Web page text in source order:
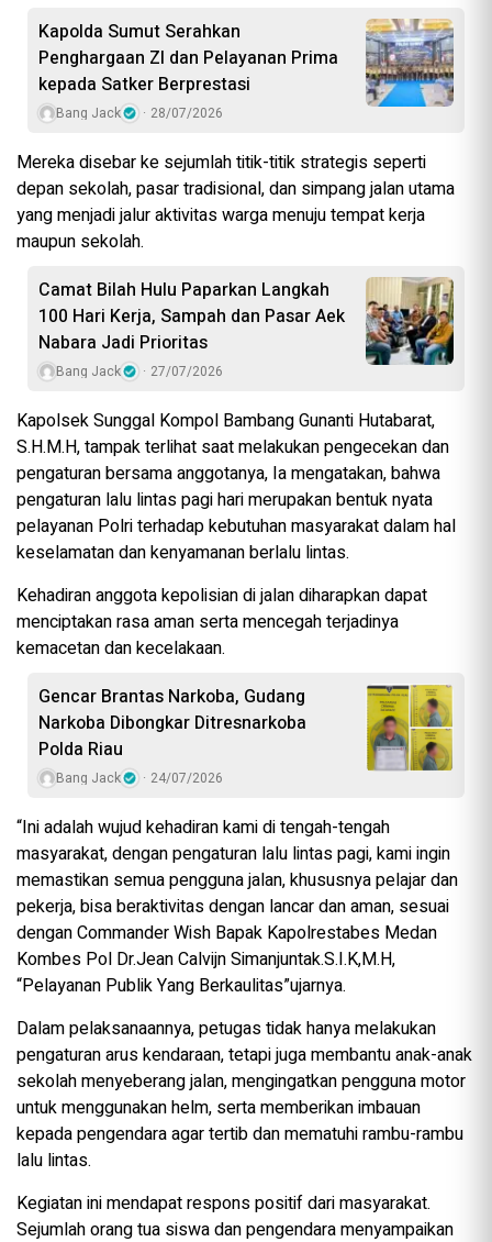
Kapolda Sumut Serahkan
Penghargaan ZI dan Pelayanan Prima
kepada Satker Berprestasi
Bang Jack 28/07/2026
Mereka disebar ke sejumlah titik-titik strategis seperti
depan sekolah, pasar tradisional, dan simpang jalan utama
yang menjadi jalur aktivitas warga menuju tempat kerja
maupun sekolah.
Camat Bilah Hulu Paparkan Langkah
100 Hari Kerja, Sampah dan Pasar Aek
Nabara Jadi Prioritas
Bang Jack 27/07/2026
Kapolsek Sunggal Kompol Bambang Gunanti Hutabarat,
S.H.M.H, tampak terlihat saat melakukan pengecekan dan
pengaturan bersama anggotanya, Ia mengatakan, bahwa
pengaturan lalu lintas pagi hari merupakan bentuk nyata
pelayanan Polri terhadap kebutuhan masyarakat dalam hal
keselamatan dan kenyamanan berlalu lintas.
Kehadiran anggota kepolisian di jalan diharapkan dapat
menciptakan rasa aman serta mencegah terjadinya
kemacetan dan kecelakaan.
Gencar Brantas Narkoba, Gudang
Narkoba Dibongkar Ditresnarkoba
Polda Riau
Bang Jack 24/07/2026
“Ini adalah wujud kehadiran kami di tengah-tengah
masyarakat, dengan pengaturan lalu lintas pagi, kami ingin
memastikan semua pengguna jalan, khususnya pelajar dan
pekerja, bisa beraktivitas dengan lancar dan aman, sesuai
dengan Commander Wish Bapak Kapolrestabes Medan
Kombes Pol Dr.Jean Calvijn Simanjuntak.S.I.K,M.H,
“Pelayanan Publik Yang Berkaulitas”ujarnya.
Dalam pelaksanaannya, petugas tidak hanya melakukan
pengaturan arus kendaraan, tetapi juga membantu anak-anak
sekolah menyeberang jalan, mengingatkan pengguna motor
untuk menggunakan helm, serta memberikan imbauan
kepada pengendara agar tertib dan mematuhi rambu-rambu
lalu lintas.
Kegiatan ini mendapat respons positif dari masyarakat.
Sejumlah orang tua siswa dan pengendara menyampaikan